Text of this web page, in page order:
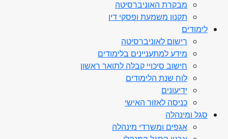
מבקרת האוניברסיטה
תקנון משמעת ופסקי דין
לימודים
רישום לאוניברסיטה
מידע למתעניינים בלימודים
חישוב סיכויי קבלה לתואר ראשון
לוח שנת הלימודים
ידיעונים
כניסה לאזור האישי
סגל ומינהלה
אגפים ומשרדי מינהלה